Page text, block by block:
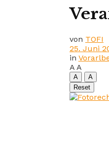
von TOFI
25. Juni
in
A A
A
A
Reset